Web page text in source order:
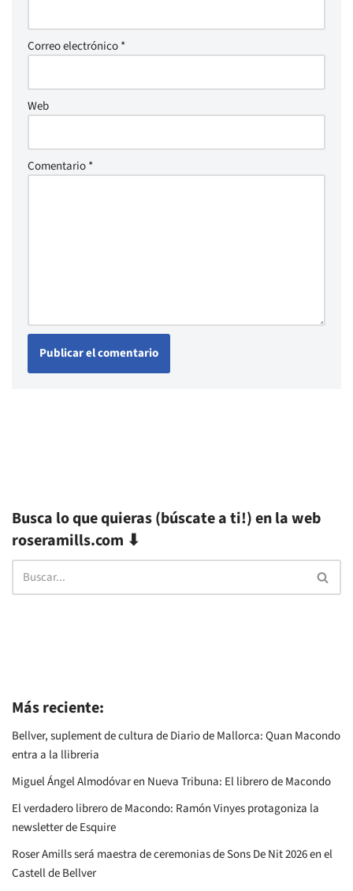
Correo electrónico*
Web
Comentario*
Busca lo que quieras (búscate a ti!) en la web
roseramills.com ⬇
Más reciente:
Bellver, suplement de cultura de Diario de Mallorca: Quan Macondo
entra a la llibreria
Miguel Ángel Almodóvar en Nueva Tribuna: El librero de Macondo
El verdadero librero de Macondo: Ramón Vinyes protagoniza la
newsletter de Esquire
Roser Amills será maestra de ceremonias de Sons De Nit 2026 en el
Castell de Bellver